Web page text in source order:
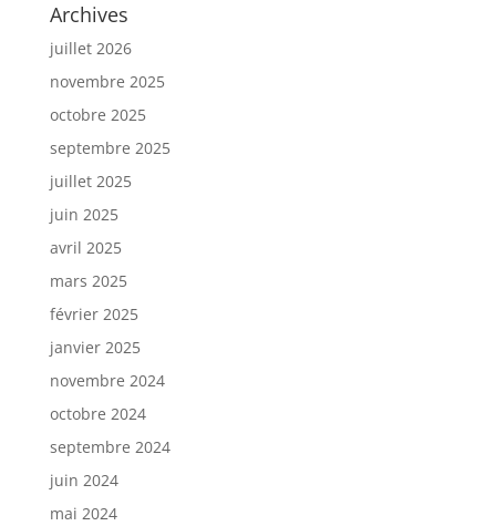
Archives
juillet 2026
novembre 2025
octobre 2025
septembre 2025
juillet 2025
juin 2025
avril 2025
mars 2025
février 2025
janvier 2025
novembre 2024
octobre 2024
septembre 2024
juin 2024
mai 2024